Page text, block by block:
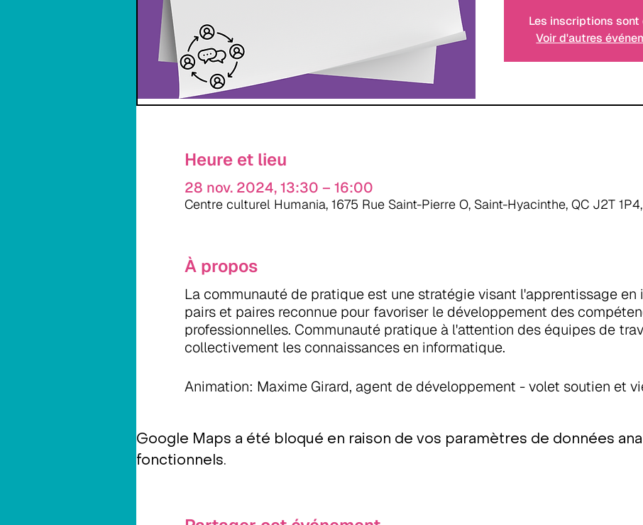
Les inscriptions sont
Voir d'autres
Heure et lieu
28 nov. 2024, 13:30 – 16:00
Centre culturel Humania, 1675 Rue Saint-Pierre O, Saint-Hyacinthe, QC J2T
À propos
La communauté de pratique est une stratégie visant l'apprentissage
pairs et paires reconnue pour favoriser le développement des
professionnelles. Communauté pratique à l'attention des équipes de
collectivement les connaissances en informatique.
Animation: Maxime Girard, agent de développement - volet soutien et
Google Maps a été bloqué en raison de vos paramètres de données
fonctionnels.